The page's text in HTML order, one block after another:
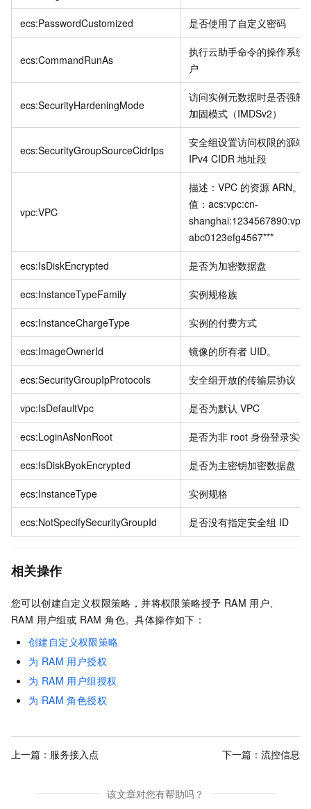
ecs:PasswordCustomized 是否使用了自定义密码
ecs:CommandRunAs
执行云助手命令的操作系统
户
ecs:SecurityHardeningMode
访问实例元数据时是否强制
加固模式（IMDSv2）
ecs:SecurityGroupSourceCidrIps
安全组设置访问权限的源端
IPv4 CIDR 地址段
vpc:VPC
描述：VPC 的资源 ARN。
值：acs:vpc:cn-
shanghai:1234567890:vpc/
abc0123efg4567***
ecs:IsDiskEncrypted 是否为加密数据盘
ecs:InstanceTypeFamily 实例规格族
ecs:InstanceChargeType 实例的付费方式
ecs:ImageOwnerId 镜像的所有者 UID。
ecs:SecurityGroupIpProtocols 安全组开放的传输层协议
vpc:IsDefaultVpc 是否为默认 VPC
ecs:LoginAsNonRoot 是否为非 root 身份登录实例
ecs:IsDiskByokEncrypted 是否为主密钥加密数据盘
ecs:InstanceType 实例规格
ecs:NotSpecifySecurityGroupId 是否没有指定安全组 ID
相关操作
您可以创建自定义权限策略，并将权限策略授予 RAM 用户、
RAM 用户组或 RAM 角色。具体操作如下：
创建自定义权限策略
为 RAM 用户授权
为 RAM 用户组授权
为 RAM 角色授权
上一篇： 服务接入点 下一篇： 流控信息
该文章对您有帮助吗？